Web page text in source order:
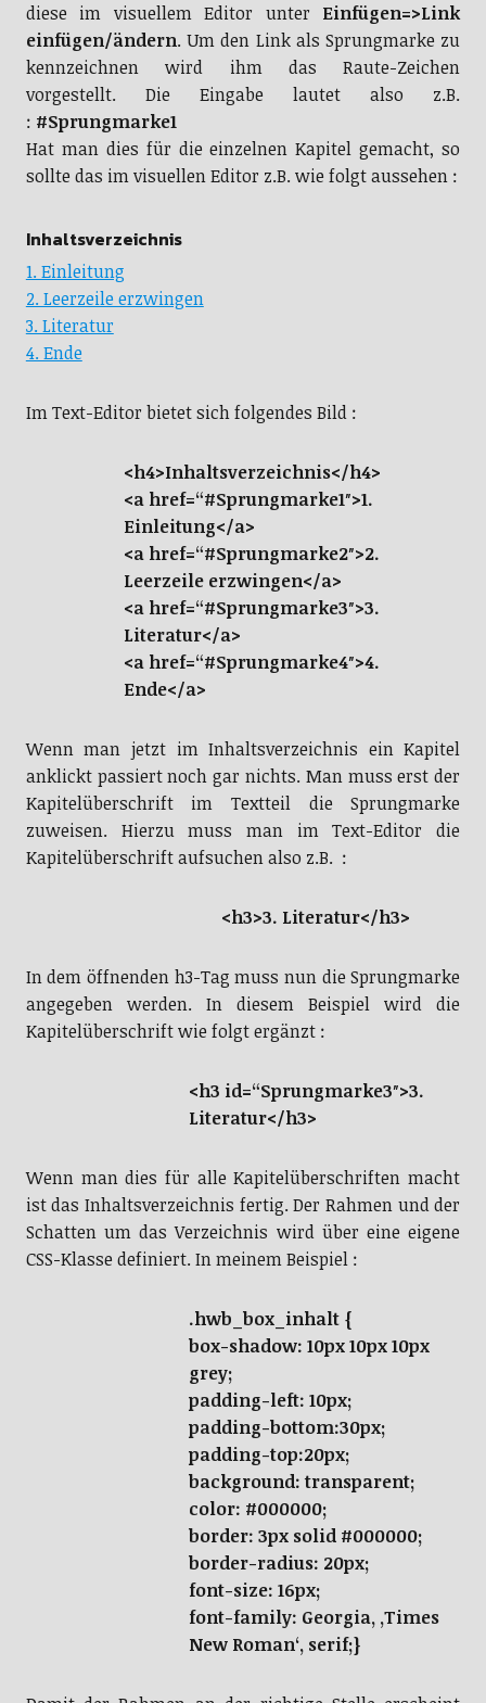
diese im visuellem Editor unter Einfügen=>Link
einfügen/ändern. Um den Link als Sprungmarke zu
kennzeichnen wird ihm das Raute-Zeichen
vorgestellt. Die Eingabe lautet also z.B.
: #Sprungmarke1
Hat man dies für die einzelnen Kapitel gemacht, so
sollte das im visuellen Editor z.B. wie folgt aussehen :
Inhaltsverzeichnis
1. Einleitung
2. Leerzeile erzwingen
3. Literatur
4. Ende
Im Text-Editor bietet sich folgendes Bild :
<h4>Inhaltsverzeichnis</h4>
<a href=“#Sprungmarke1″>1.
Einleitung</a>
<a href=“#Sprungmarke2″>2.
Leerzeile erzwingen</a>
<a href=“#Sprungmarke3″>3.
Literatur</a>
<a href=“#Sprungmarke4″>4.
Ende</a>
Wenn man jetzt im Inhaltsverzeichnis ein Kapitel
anklickt passiert noch gar nichts. Man muss erst der
Kapitelüberschrift im Textteil die Sprungmarke
zuweisen. Hierzu muss man im Text-Editor die
Kapitelüberschrift aufsuchen also z.B. :
<h3>3. Literatur</h3>
In dem öffnenden h3-Tag muss nun die Sprungmarke
angegeben werden. In diesem Beispiel wird die
Kapitelüberschrift wie folgt ergänzt :
<h3 id=“Sprungmarke3″>3.
Literatur</h3>
Wenn man dies für alle Kapitelüberschriften macht
ist das Inhaltsverzeichnis fertig. Der Rahmen und der
Schatten um das Verzeichnis wird über eine eigene
CSS-Klasse definiert. In meinem Beispiel :
.hwb_box_inhalt {
box-shadow: 10px 10px 10px
grey;
padding-left: 10px;
padding-bottom:30px;
padding-top:20px;
background: transparent;
color: #000000;
border: 3px solid #000000;
border-radius: 20px;
font-size: 16px;
font-family: Georgia, ‚Times
New Roman‘, serif;}